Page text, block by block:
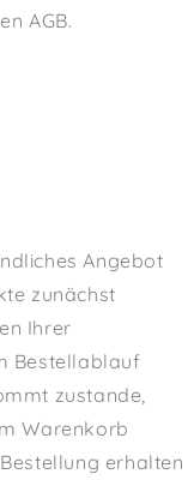
AGB.
Angebot
zunächst
Ihrer
Bestellablauf
zustande,
Warenkorb
erhalten